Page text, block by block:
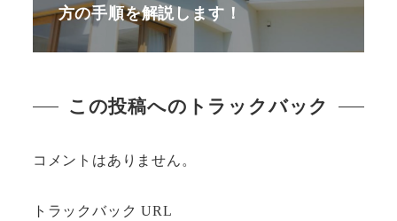
方の手順を解説します！
この投稿へのトラックバック
コメントはありません。
トラックバック URL